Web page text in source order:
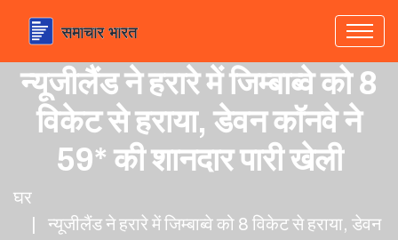
न्यूजीलैंड ने हरारे में जिम्बाब्वे को 8
विकेट से हराया, डेवन कॉनवे ने
59* की शानदार पारी खेली
घर
न्यूजीलैंड ने हरारे में जिम्बाब्वे को 8 विकेट से हराया, डेवन